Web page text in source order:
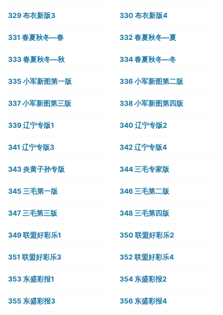
329 布衣新版3 330 布衣新版4
331 春夏秋冬—春 332 春夏秋冬—夏
333 春夏秋冬—秋 334 春夏秋冬—冬
335 小军新图第一版 336 小军新图第二版
337 小军新图第三版 338 小军新图第四版
339 辽宁专版1 340 辽宁专版2
341 辽宁专版3 342 辽宁专版4
343 炎黄子孙专版 344 三毛专家版
345 三毛第一版 346 三毛第二版
347 三毛第三版 348 三毛第四版
349 联盟好彩乐1 350 联盟好彩乐2
351 联盟好彩乐3 352 联盟好彩乐4
353 东盛彩报1 354 东盛彩报2
355 东盛彩报3 356 东盛彩报4